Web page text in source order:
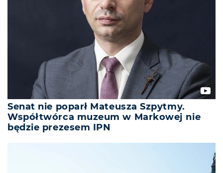
Senat nie poparł Mateusza Szpytmy.
Współtwórca muzeum w Markowej nie
będzie prezesem IPN